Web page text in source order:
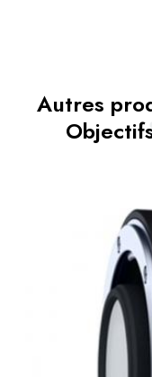
Autres